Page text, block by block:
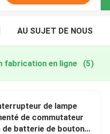
AU SUJET DE NOUS
fabrication en ligne (5)
de lampe
de commutateur
de batterie de bouton